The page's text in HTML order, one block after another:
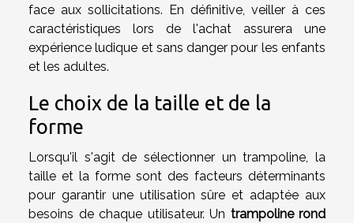
face aux sollicitations. En définitive, veiller à ces
caractéristiques lors de l'achat assurera une
expérience ludique et sans danger pour les enfants
et les adultes.
Le choix de la taille et de la
forme
Lorsqu'il s'agit de sélectionner un trampoline, la
taille et la forme sont des facteurs déterminants
pour garantir une utilisation sûre et adaptée aux
besoins de chaque utilisateur. Un trampoline rond